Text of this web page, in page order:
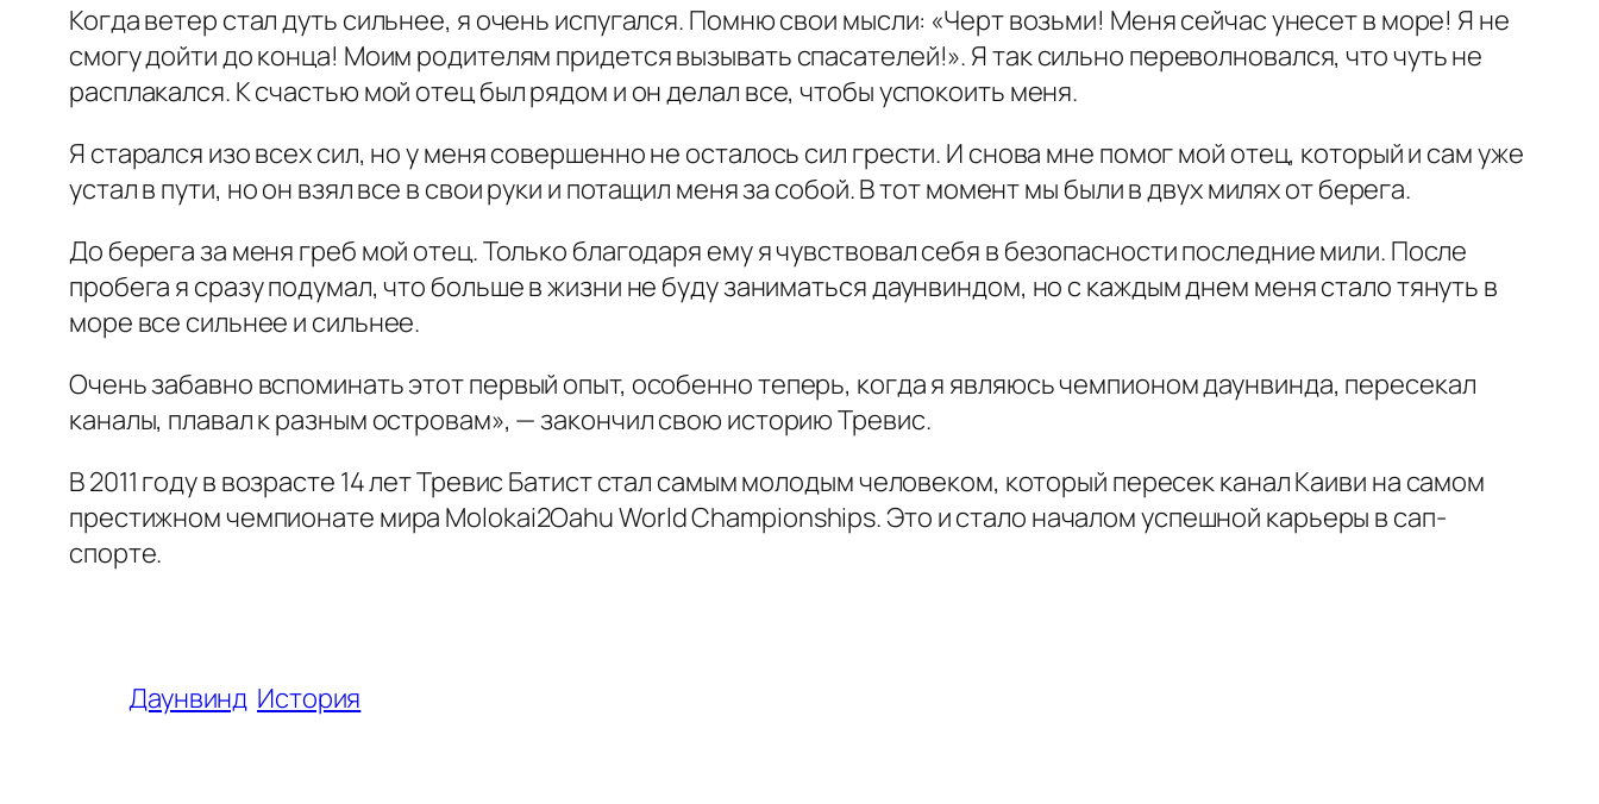
Когда ветер стал дуть сильнее, я очень испугался. Помню свои мысли: «Черт возьми! Меня сейчас унесет в море! Я не
смогу дойти до конца! Моим родителям придется вызывать спасателей!». Я так сильно переволновался, что чуть не
расплакался. К счастью мой отец был рядом и он делал все, чтобы успокоить меня.
Я старался изо всех сил, но у меня совершенно не осталось сил грести. И снова мне помог мой отец, который и сам уже
устал в пути, но он взял все в свои руки и потащил меня за собой. В тот момент мы были в двух милях от берега.
До берега за меня греб мой отец. Только благодаря ему я чувствовал себя в безопасности последние мили. После
пробега я сразу подумал, что больше в жизни не буду заниматься даунвиндом, но с каждым днем меня стало тянуть в
море все сильнее и сильнее.
Очень забавно вспоминать этот первый опыт, особенно теперь, когда я являюсь чемпионом даунвинда, пересекал
каналы, плавал к разным островам», — закончил свою историю Тревис.
В 2011 году в возрасте 14 лет Тревис Батист стал самым молодым человеком, который пересек канал Каиви на самом
престижном чемпионате мира Molokai2Oahu World Championships. Это и стало началом успешной карьеры в сап-
спорте.
Даунвинд История